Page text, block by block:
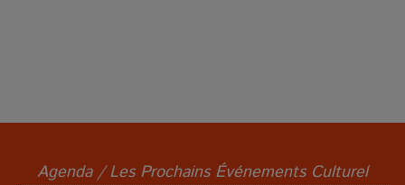
Agenda / Les Prochains Événements Culturel